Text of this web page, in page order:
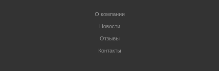
О компании
Новости
Отзывы
Контакты